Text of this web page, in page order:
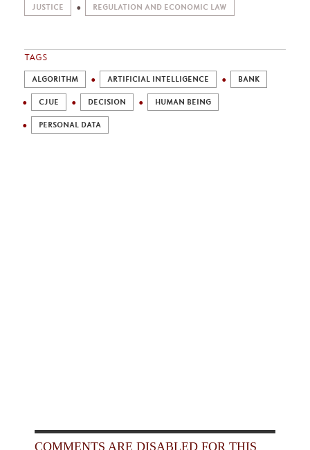
JUSTICE REGULATION AND ECONOMIC LAW
TAGS
ALGORITHM ARTIFICIAL INTELLIGENCE BANK
CJUE DECISION HUMAN BEING
PERSONAL DATA
COMMENTS ARE DISABLED FOR THIS